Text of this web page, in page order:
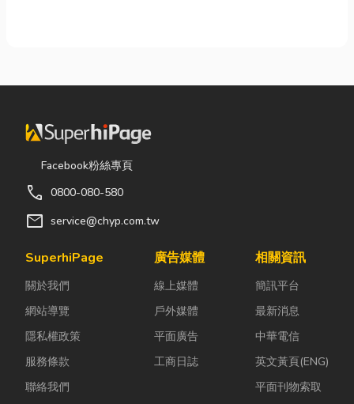
Facebook粉絲專頁
call 0800-080-580
mail service@chyp.com.tw
SuperhiPage
關於我們
網站導覽
隱私權政策
服務條款
聯絡我們
廣告媒體
線上媒體
戶外媒體
平面廣告
工商日誌
相關資訊
簡訊平台
最新消息
中華電信
英文黃頁(ENG)
平面刊物索取